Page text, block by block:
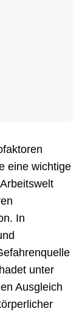
eine wichtige
In
unter
Ausgleich